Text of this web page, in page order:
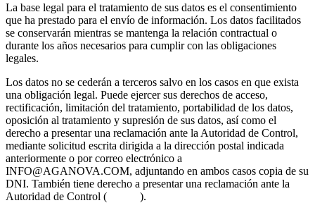
La base legal para el tratamiento de sus datos es el consentimiento
que ha prestado para el envío de información. Los datos facilitados
se conservarán mientras se mantenga la relación contractual o
durante los años necesarios para cumplir con las obligaciones
legales.
Los datos no se cederán a terceros salvo en los casos en que exista
una obligación legal. Puede ejercer sus derechos de acceso,
rectificación, limitación del tratamiento, portabilidad de los datos,
oposición al tratamiento y supresión de sus datos, así como el
derecho a presentar una reclamación ante la Autoridad de Control,
mediante solicitud escrita dirigida a la dirección postal indicada
anteriormente o por correo electrónico a
INFO@AGANOVA.COM, adjuntando en ambos casos copia de su
DNI. También tiene derecho a presentar una reclamación ante la
Autoridad de Control (
).